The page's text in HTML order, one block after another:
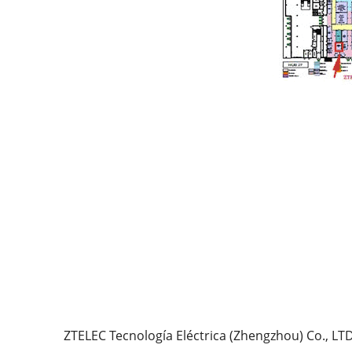
ZTELEC Tecnología Eléctrica (Zhengzhou) Co.,